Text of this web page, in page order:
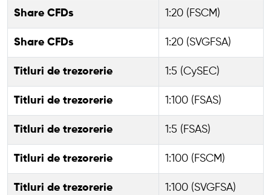
Share CFDs 1:20 (FSCM)
Share CFDs 1:20 (SVGFSA)
Titluri de trezorerie 1:5 (CySEC)
Titluri de trezorerie 1:100 (FSAS)
Titluri de trezorerie 1:5 (FSAS)
Titluri de trezorerie 1:100 (FSCM)
Titluri de trezorerie 1:100 (SVGFSA)